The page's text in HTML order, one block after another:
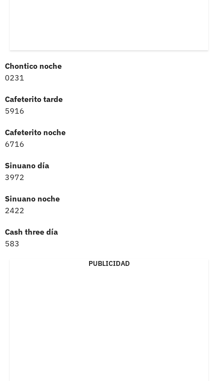
Chontico noche
0231
Cafeterito tarde
5916
Cafeterito noche
6716
Sinuano día
3972
Sinuano noche
2422
Cash three día
583
PUBLICIDAD